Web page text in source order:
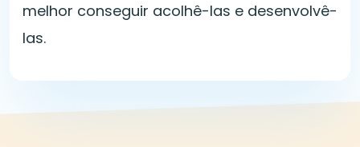
melhor conseguir acolhê-las e desenvolvê-
las.